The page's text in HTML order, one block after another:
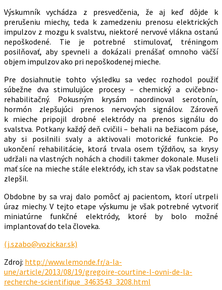
Výskumník vychádza z presvedčenia, že aj keď dôjde k
prerušeniu miechy, teda k zamedzeniu prenosu elektrických
impulzov z mozgu k svalstvu, niektoré nervové vlákna ostanú
nepoškodené. Tie je potrebné stimulovať, tréningom
posilňovať, aby spevneli a dokázali prenášať omnoho väčší
objem impulzov ako pri nepoškodenej mieche.
Pre dosiahnutie tohto výsledku sa vedec rozhodol použiť
súbežne dva stimulujúce procesy – chemický a cvičebno-
rehabilitačný. Pokusným krysám naordinoval serotonín,
hormón zlepšujúci prenos nervových signálov. Zároveň
k mieche pripojil drobné elektródy na prenos signálu do
svalstva. Potkany každý deň cvičili – behali na bežiacom páse,
aby si posilnili svaly a aktivovali motorické funkcie. Po
ukončení rehabilitácie, ktorá trvala osem týždňov, sa krysy
udržali na vlastných nohách a chodili takmer dokonale. Museli
mať síce na mieche stále elektródy, ich stav sa však podstatne
zlepšil.
Obdobne by sa vraj dalo pomôcť aj pacientom, ktorí utrpeli
úraz miechy. V tejto etape výskumu je však potrebné vytvoriť
miniatúrne funkčné elektródy, ktoré by bolo možné
implantovať do tela človeka.
(j.szabo@vozickar.sk)
Zdroj: http://www.lemonde.fr/a-la-
une/article/2013/08/19/gregoire-courtine-l-ovni-de-la-
recherche-scientifique_3463543_3208.html